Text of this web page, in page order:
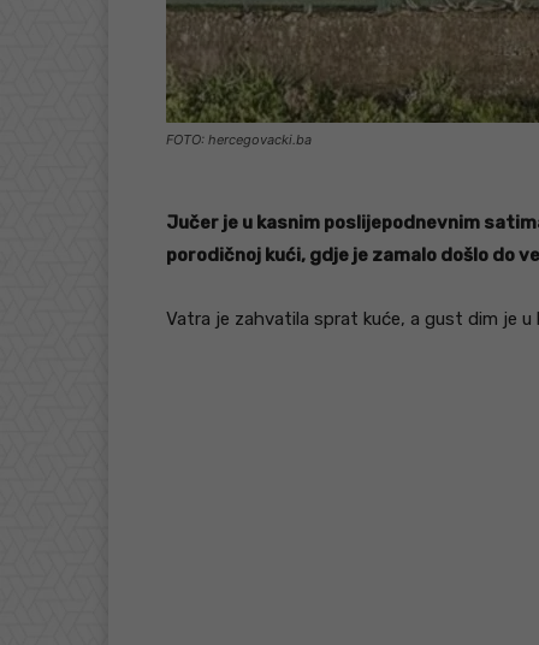
FOTO: hercegovacki.ba
Jučer je u kasnim poslijepodnevnim
porodičnoj kući, gdje je zamalo došlo do
Vatra je zahvatila sprat kuće, a gust dim je